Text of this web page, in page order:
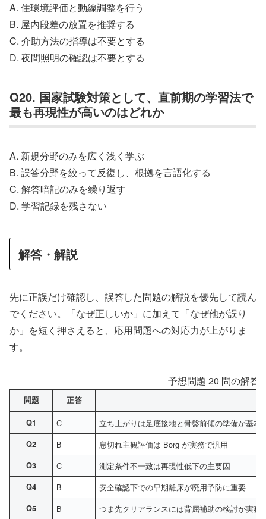
A. 住環境評価と動線調整を行う
B. 屋内段差の放置を推奨する
C. 介助方法の指導は不要とする
D. 夜間照明の確認は不要とする
Q20. 国家試験対策として、直前期の学習法で
最も再現性が高いのはどれか
A. 新規分野のみを広く浅く学ぶ
B. 誤答分野を絞って反復し、根拠を言語化する
C. 解答暗記のみを繰り返す
D. 学習記録を残さない
解答・解説
先に正誤だけ確認し、誤答した問題の解説を優先して読ん
でください。「なぜ正しいか」に加えて「なぜ他が誤り
か」を短く押さえると、応用問題への対応力が上がりま
す。
予想問題 20 問の解答
問題 正答
Q1 C 立ち上がりは足底接地と骨盤前傾の準備が基本
Q2 B 息切れ主観評価は Borg が実務で汎用
Q3 C 測定条件不一致は再現性低下の主要因
Q4 B 安全確認下での早期離床が廃用予防に重要
Q5 B つま先クリアランスには背屈補助の検討が実務